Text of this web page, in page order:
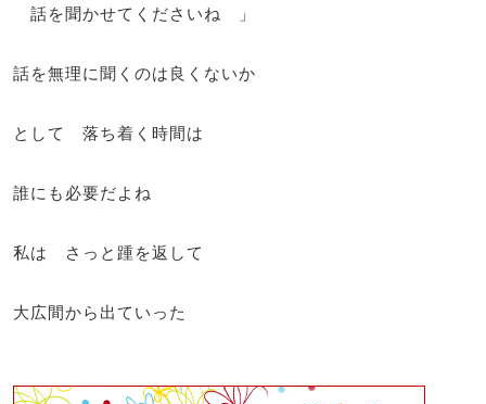
話を聞かせてくださいね 」
話を無理に聞くのは良くないか
として 落ち着く時間は
誰にも必要だよね
私は さっと踵を返して
大広間から出ていった